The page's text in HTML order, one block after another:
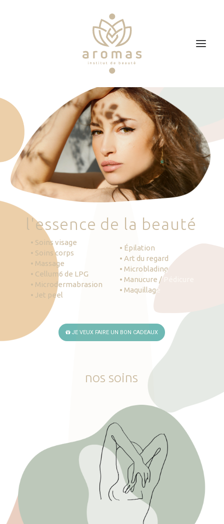
Soins
Je veux faire un bon cadeau
Plan d’accès
Prendre RDV
'essence de la beauté
• Soins visage
• Soins corps
• Massage
• Cellum6 de LPG
• Microdermabrasion
• Jet peel
• Épilation
• Art du regard
• Microblading
• Manucure / Pédicure
• Maquillage
JE VEUX FAIRE UN BON CADEAUX
nos soins